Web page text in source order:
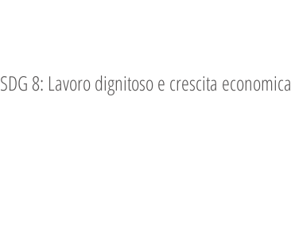
SDG 8: Lavoro dignitoso e crescita economica